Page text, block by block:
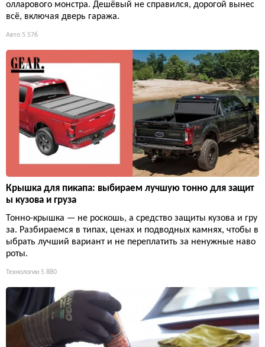
олларового монстра. Дешёвый не справился, дорогой вынес
всё, включая дверь гаража.
Авто 5 576
Крышка для пикапа: выбираем лучшую тонно для защит
ы кузова и груза
Тонно-крышка — не роскошь, а средство защиты кузова и гру
за. Разбираемся в типах, ценах и подводных камнях, чтобы в
ыбрать лучший вариант и не переплатить за ненужные наво
роты.
Технологии 5 880